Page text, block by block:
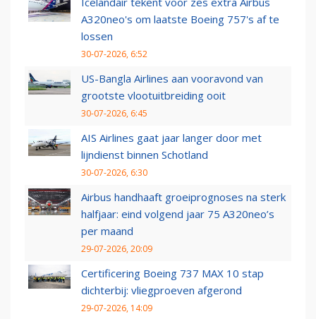
A320neo's om laatste Boeing 757's af te
lossen
30-07-2026, 6:52
US-Bangla Airlines aan vooravond van
grootste vlootuitbreiding ooit
30-07-2026, 6:45
AIS Airlines gaat jaar langer door met
lijndienst binnen Schotland
30-07-2026, 6:30
Airbus handhaaft groeiprognoses na sterk
halfjaar: eind volgend jaar 75 A320neo’s
per maand
29-07-2026, 20:09
Certificering Boeing 737 MAX 10 stap
dichterbij: vliegproeven afgerond
29-07-2026, 14:09